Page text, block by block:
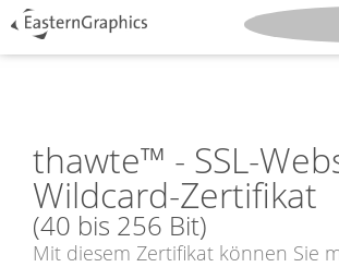
thawte™ - SSL-
Wildcard-Zertifikat
(40 bis 256 Bit)
Mit diesem Zertifikat können Sie